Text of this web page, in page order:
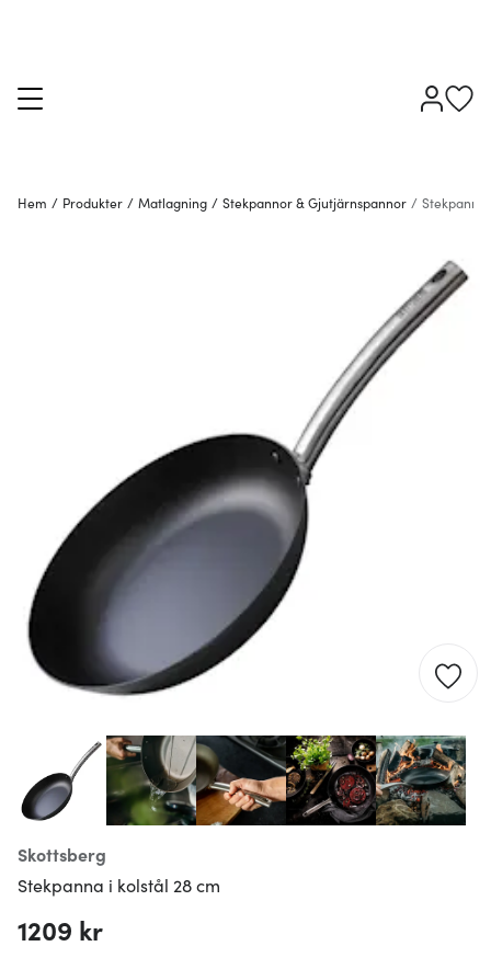
Hem / Produkter / Matlagning / Stekpannor & Gjutjärnspannor / Stekpannor
Skottsberg
Stekpanna i kolstål 28 cm
1209 kr